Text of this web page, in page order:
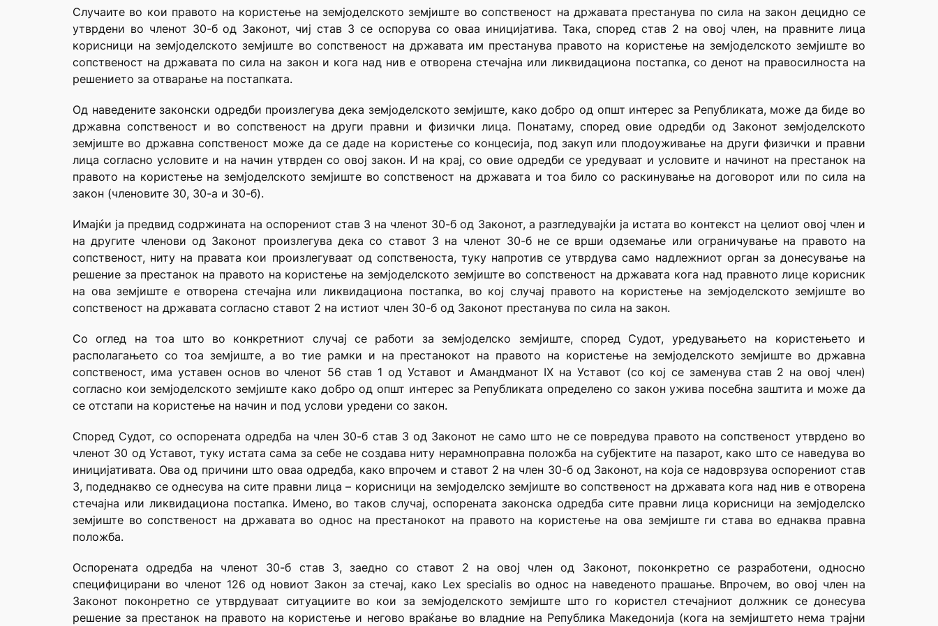
Случаите во кои правото на користење на земјоделското земјиште во сопственост на државата престанува по сила на закон децидно се
утврдени во членот 30-б од Законот, чиј став 3 се оспорува со оваа иницијатива. Така, според став 2 на овој член, на правните лица
корисници на земјоделското земјиште во сопственост на државата им престанува правото на користење на земјоделското земјиште во
сопственост на државата по сила на закон и кога над нив е отворена стечајна или ликвидациона постапка, со денот на правосилноста на
решението за отварање на постапката.
Од наведените законски одредби произлегува дека земјоделското земјиште, како добро од општ интерес за Републиката, може да биде во
државна сопственост и во сопственост на други правни и физички лица. Понатаму, според овие одредби од Законот земјоделското
земјиште во државна сопственост може да се даде на користење со концесија, под закуп или плодоуживање на други физички и правни
лица согласно условите и на начин утврден со овој закон. И на крај, со овие одредби се уредуваат и условите и начинот на престанок на
правото на користење на земјоделското земјиште во сопственост на државата и тоа било со раскинување на договорот или по сила на
закон (членовите 30, 30-а и 30-б).
Имајќи ја предвид содржината на оспорениот став 3 на членот 30-б од Законот, а разгледувајќи ја истата во контекст на целиот овој член и
на другите членови од Законот произлегува дека со ставот 3 на членот 30-б не се врши одземање или ограничување на правото на
сопственост, ниту на правата кои произлегуваат од сопственоста, туку напротив се утврдува само надлежниот орган за донесување на
решение за престанок на правото на користење на земјоделското земјиште во сопственост на државата кога над правното лице корисник
на ова земјиште е отворена стечајна или ликвидациона постапка, во кој случај правото на користење на земјоделското земјиште во
сопственост на државата согласно ставот 2 на истиот член 30-б од Законот престанува по сила на закон.
Со оглед на тоа што во конкретниот случај се работи за земјоделско земјиште, според Судот, уредувањето на користењето и
располагањето со тоа земјиште, а во тие рамки и на престанокот на правото на користење на земјоделското земјиште во државна
сопственост, има уставен основ во членот 56 став 1 од Уставот и Амандманот IX на Уставот (со кој се заменува став 2 на овој член)
согласно кои земјоделското земјиште како добро од општ интерес за Републиката определено со закон ужива посебна заштита и може да
се отстапи на користење на начин и под услови уредени со закон.
Според Судот, со оспорената одредба на член 30-б став 3 од Законот не само што не се повредува правото на сопственост утврдено во
членот 30 од Уставот, туку истата сама за себе не создава ниту нерамноправна положба на субјектите на пазарот, како што се наведува во
иницијативата. Ова од причини што оваа одредба, како впрочем и ставот 2 на член 30-б од Законот, на која се надоврзува оспорениот став
3, подеднакво се однесува на сите правни лица – корисници на земјоделско земјиште во сопственост на државата кога над нив е отворена
стечајна или ликвидациона постапка. Имено, во таков случај, оспорената законска одредба сите правни лица корисници на земјоделско
земјиште во сопственост на државата во однос на престанокот на правото на користење на ова земјиште ги става во еднаква правна
положба.
Оспорената одредба на членот 30-б став 3, заедно со ставот 2 на овој член од Законот, поконкретно се разработени, односно
специфицирани во членот 126 од новиот Закон за стечај, како Lex specialis во однос на наведеното прашање. Впрочем, во овој член на
Законот поконретно се утврдуваат ситуациите во кои за земјоделското земјиште што го користел стечајниот должник се донесува
решение за престанок на правото на користење и негово враќање во владние на Република Македонија (кога на земјиштето нема трајни